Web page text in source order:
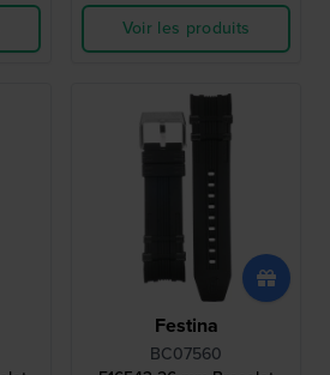
Voir les produits
Festina
BC07560